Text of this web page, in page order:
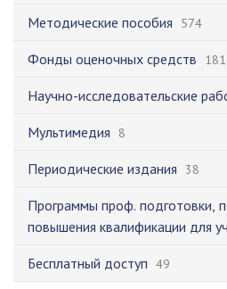
Методические пособия 574
Фонды оценочных средств 181
Научно-исследовательские
Мультимедия 8
Периодические издания 38
Программы проф. подготовки,
повышения квалификации для
Бесплатный доступ 49